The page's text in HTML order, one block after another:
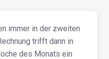
immer in der zweiten
trifft dann in
des Monats ein